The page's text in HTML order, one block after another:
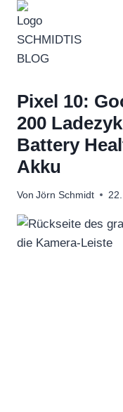
Zum
Inhalt
springen
Pixel 10:
200
Battery
Akku
Von Jörn Schmidt